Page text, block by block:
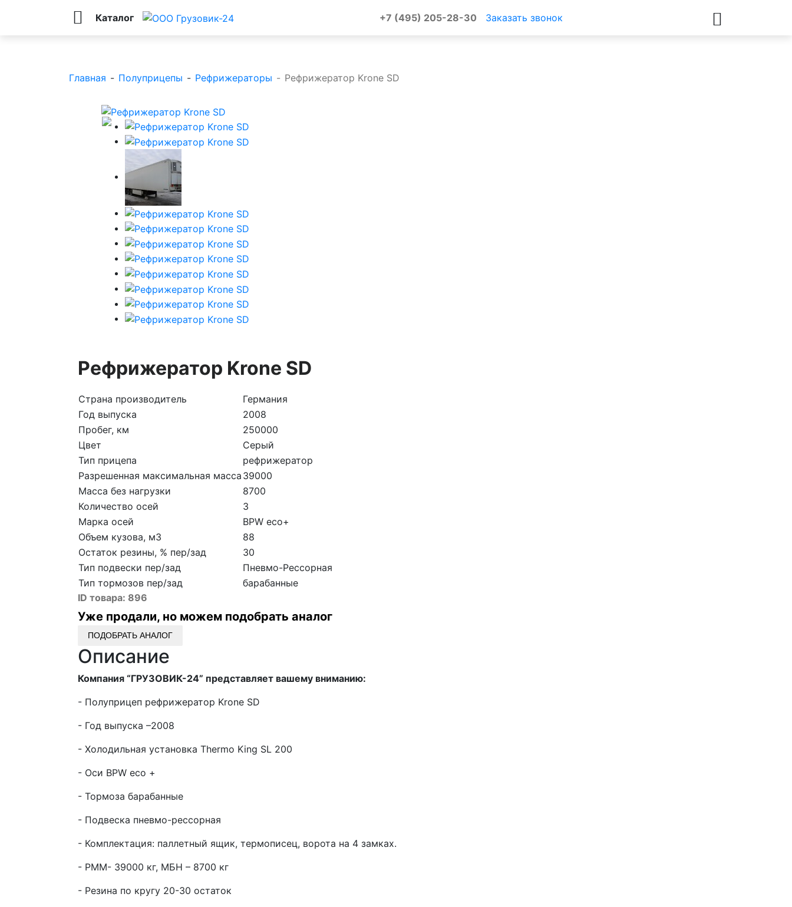
Каталог +7 (495) 205-28-30 Заказать звонок
Главная - Полуприцепы - Рефрижераторы - Рефрижератор Krone SD
Рефрижератор Krone SD
Страна производитель
Германия
Год выпуска
2008
Пробег, км
250000
Цвет
Серый
Тип прицепа
рефрижератор
Разрешенная максимальная масса 39000
Масса без нагрузки
8700
Количество осей
3
Марка осей
BPW eco+
Объем кузова, м3
88
Остаток резины, % пер/зад
30
Тип подвески пер/зад
Пневмо-Рессорная
Тип тормозов пер/зад
барабанные
ID товара: 896
Уже продали, но можем подобрать аналог
ПОДОБРАТЬ АНАЛОГ
Описание
Компания “ГРУЗОВИК-24” представляет вашему вниманию:
- Полуприцеп рефрижератор Krone SD
- Год выпуска –2008
- Холодильная установка Thermo King SL 200
- Оси BPW eco +
- Тормоза барабанные
- Подвеска пневмо-рессорная
- Комплектация: паллетный ящик, термописец, ворота на 4 замках.
- РММ- 39000 кг, МБН – 8700 кг
- Резина по кругу 20-30 остаток